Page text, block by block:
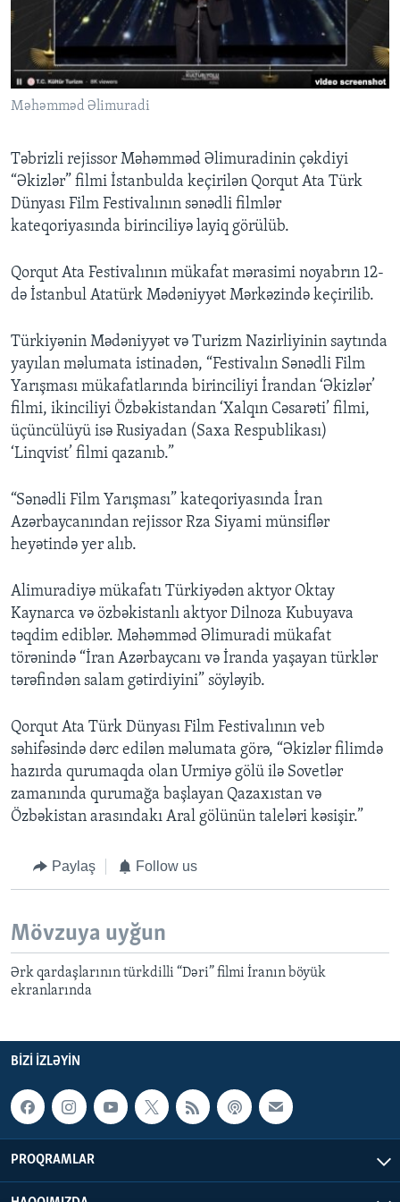
BIZI IZLƏYIN
Məhəmməd Əlimuradi
Təbrizli rejissor Məhəmməd Əlimuradinin çəkdiyi
“Əkizlər” filmi İstanbulda keçirilən Qorqut Ata Türk
Dünyası Film Festivalının sənədli filmlər
kateqoriyasında birinciliyə layiq görülüb.
Qorqut Ata Festivalının mükafat mərasimi noyabrın 12-
də İstanbul Atatürk Mədəniyyət Mərkəzində keçirilib.
Türkiyənin Mədəniyyət və Turizm Nazirliyinin saytında
yayılan məlumata istinadən, “Festivalın Sənədli Film
Yarışması mükafatlarında birinciliyi İrandan ‘Əkizlər’
filmi, ikinciliyi Özbəkistandan ‘Xalqın Cəsarəti’ filmi,
üçüncülüyü isə Rusiyadan (Saxa Respublikası)
‘Linqvist’ filmi qazanıb.”
“Sənədli Film Yarışması” kateqoriyasında İran
Azərbaycanından rejissor Rza Siyami münsiflər
heyətində yer alıb.
Alimuradiyə mükafatı Türkiyədən aktyor Oktay
Kaynarca və özbəkistanlı aktyor Dilnoza Kubuyava
təqdim ediblər. Məhəmməd Əlimuradi mükafat
törənində “İran Azərbaycanı və İranda yaşayan türklər
tərəfindən salam gətirdiyini” söyləyib.
Qorqut Ata Türk Dünyası Film Festivalının veb
səhifəsində dərc edilən məlumata görə, “Əkizlər filimdə
hazırda qurumaqda olan Urmiyə gölü ilə Sovetlər
zamanında qurumağa başlayan Qazaxıstan və
Özbəkistan arasındakı Aral gölünün taleləri kəsişir.”
Paylaş Follow us
Mövzuya uyğun
Ərk qardaşlarının türkdilli “Dəri” filmi İranın böyük
ekranlarında
BIZI IZLƏYIN
PROQRAMLAR